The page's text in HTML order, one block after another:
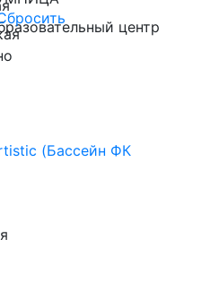
центр
(Бассейн ФК